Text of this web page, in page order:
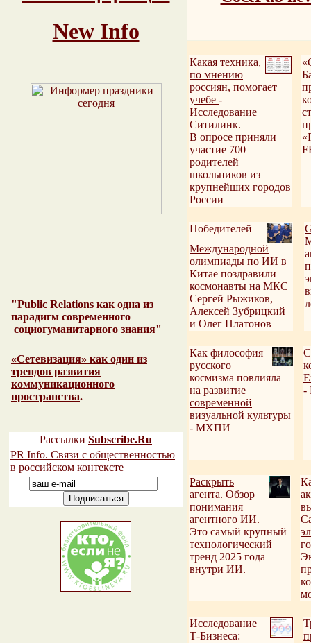
New Info
"Public Relations как одна из
парадигм современного
социогуманитарного знания"
«Сетевизация» как один из
трендов развития
коммуникационного
пространства.
Рассылки Subscribe.Ru
PR Info. Связи с общественностью
в российском контексте
Какая техника,
по мнению
россиян, помогает
учебе -
Исследование
Ситилинк.
В опросе приняли
участие 700
родителей
школьников из
крупнейших городов
России
Победителей
Международной
олимпиады по ИИ в
Китае поздравили
космонавты на МКС
Сергей Рыжиков,
Алексей Зубрицкий
и Олег Платонов
Как философия
русского
космизма повлияла
на развитие
современной
визуальной культуры
- МХПИ
-
Раскрыть
агента. Обзор
понимания
агентного ИИ.
Это самый крупный
технологический
тренд 2025 года
внутри ИИ.
Исследование
Т-Бизнеса: